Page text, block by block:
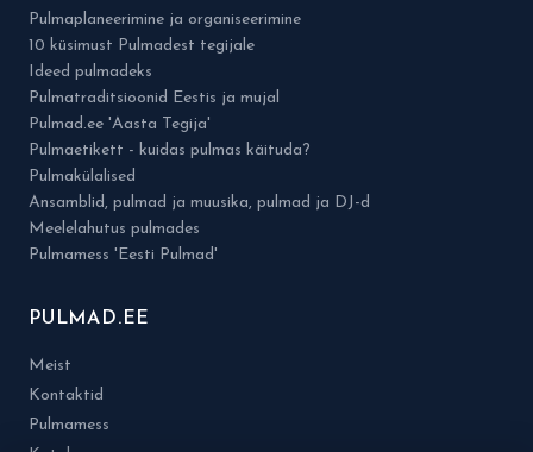
Pulmaplaneerimine ja organiseerimine
10 küsimust Pulmadest tegijale
Ideed pulmadeks
Pulmatraditsioonid Eestis ja mujal
Pulmad.ee 'Aasta Tegija'
Pulmaetikett - kuidas pulmas käituda?
Pulmakülalised
Ansamblid, pulmad ja muusika, pulmad ja DJ-d
Meelelahutus pulmades
Pulmamess 'Eesti Pulmad'
PULMAD.EE
Meist
Kontaktid
Pulmamess